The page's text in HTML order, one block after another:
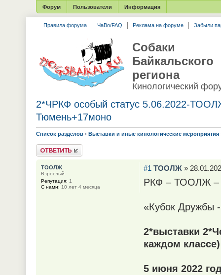
Форум Пользователи Информация
Правила форума ЧаВо/FAQ Реклама на форуме Забыли
Собаки
Байкальского
региона
Кинологический
2*ЧРКФ особый статус 5.06.2022-
Тюмень+17моно
Список разделов › Выставки и иные кинологические мероприятия
Ответить
#1 ТООЛЖ »
РКФ – ТООЛЖ –
«Кубок Дружбы
2*выставки
каждом классе)
5 июня 2022
ТООЛЖ
Взрослый
Репутация: 1
С нами: 10 лет 4 месяца